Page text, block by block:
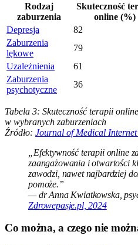
Rodzaj
zaburzenia
Skuteczność
online (%)
Depresja
82
Zaburzenia
lękowe
79
Uzależnienia
61
Zaburzenia
psychotyczne
36
Tabela 3: Skuteczność terapii
w wybranych zaburzeniach
Źródło: Journal of Medical Internet
„Efektywność terapii online
zaangażowania i otwartości
zawodzi, nawet najbardziej
pomoże.”
— dr Anna Kwiatkowska,
Zdrowepasje.pl, 2024
Co można, a czego nie